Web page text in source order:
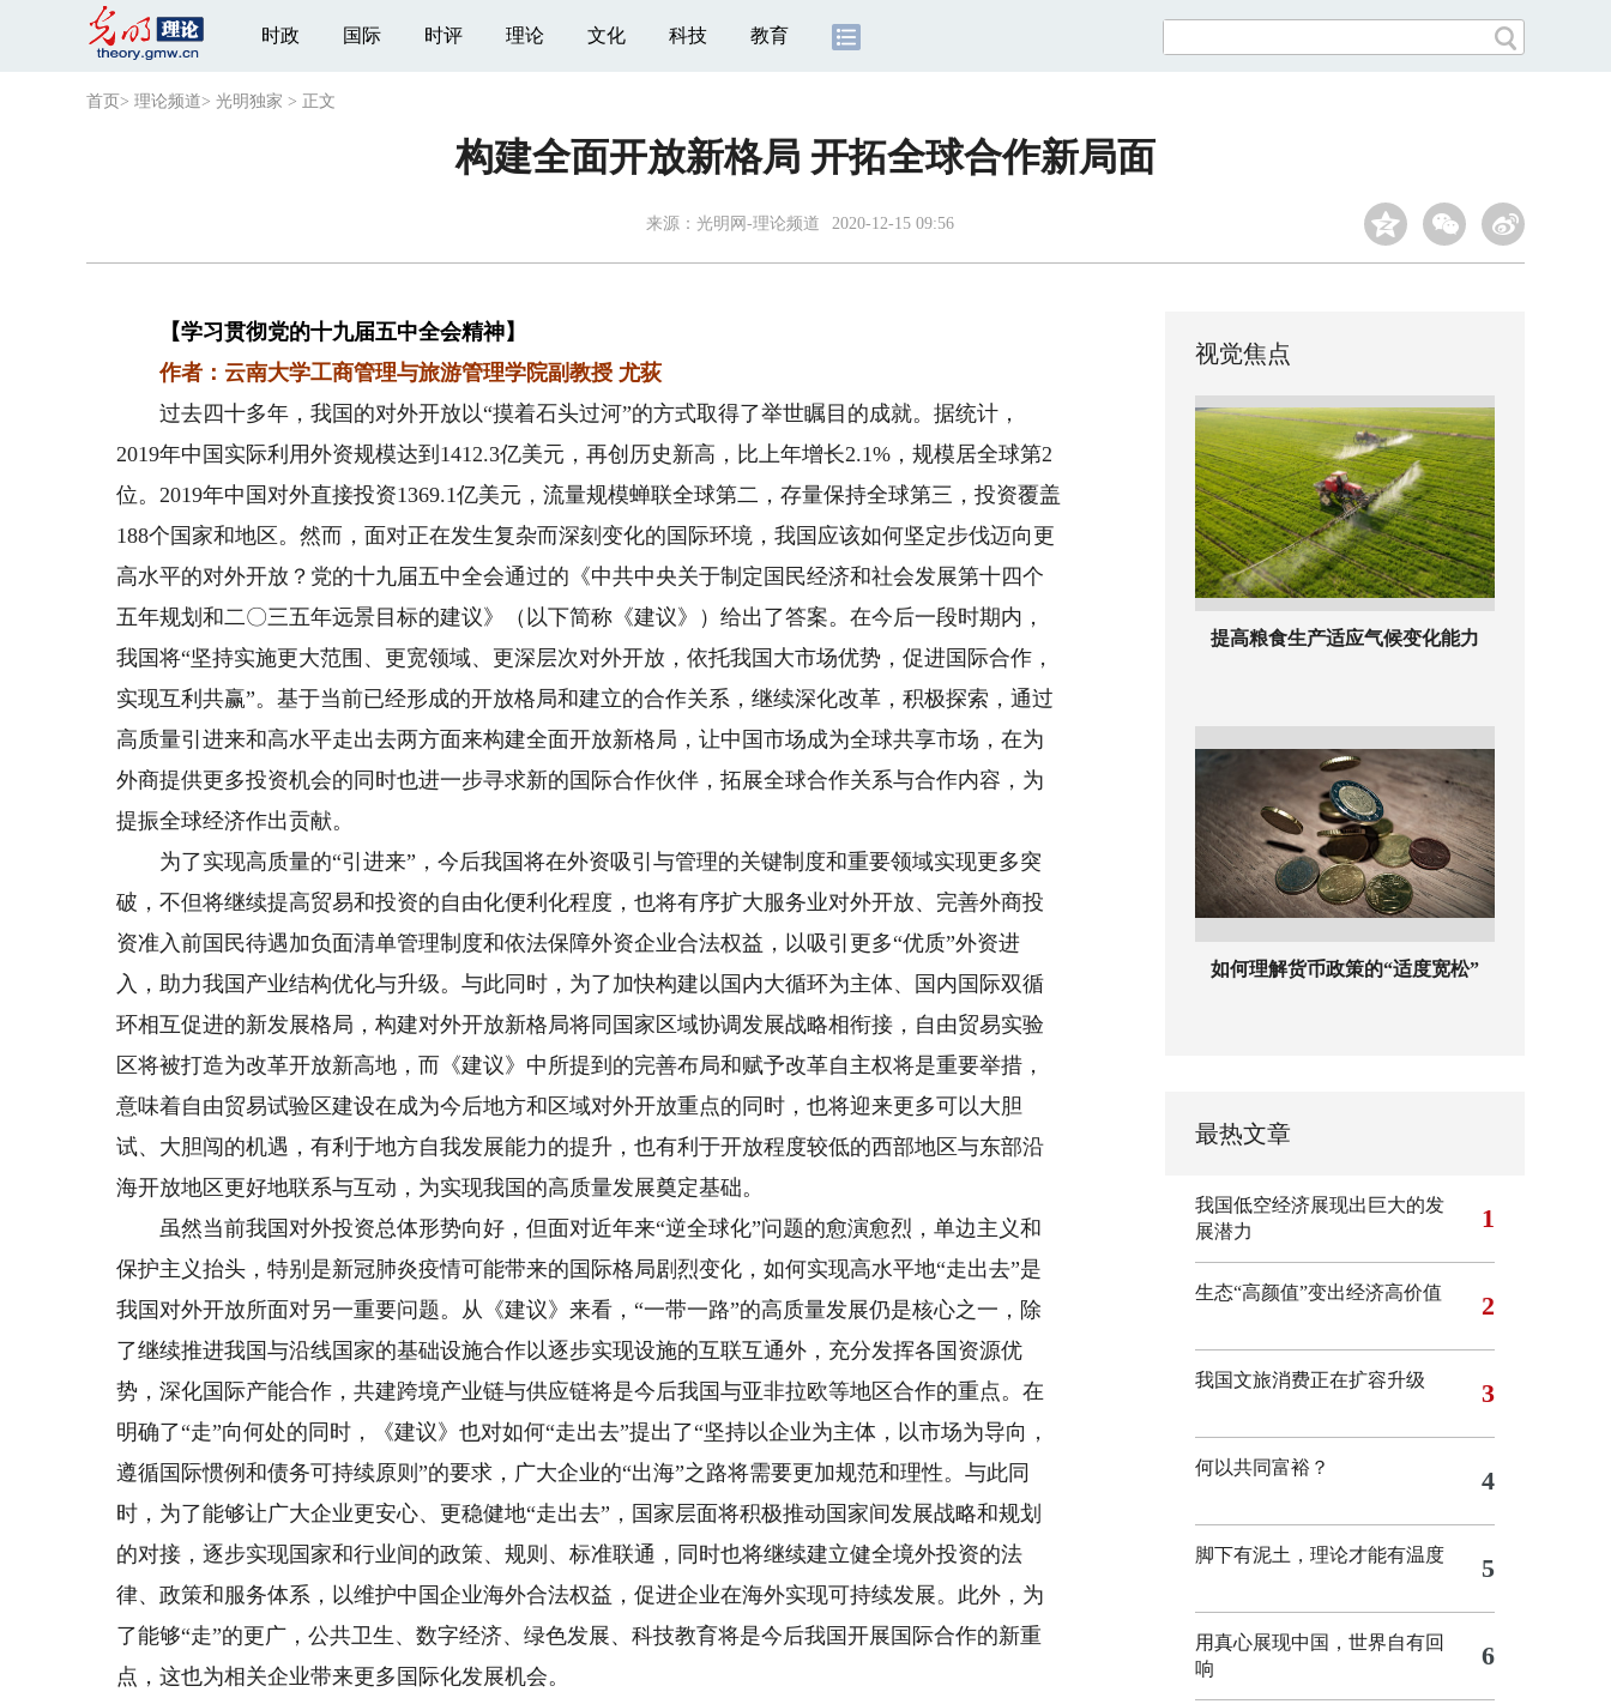
时政 国际 时评 理论 文化 科技 教育
首页 > 理论频道> 光明独家 > 正文
构建全面开放新格局 开拓全球合作新局面
来源： 光明网-理论频道 2020-12-15 09:56
【学习贯彻党的十九届五中全会精神】
作者：云南大学工商管理与旅游管理学院副教授 尤荻
过去四十多年，我国的对外开放以“摸着石头过河”的方式取得了举世瞩目的成就。据统计，
2019年中国实际利用外资规模达到1412.3亿美元，再创历史新高，比上年增长2.1%，规模居全球第2
位。2019年中国对外直接投资1369.1亿美元，流量规模蝉联全球第二，存量保持全球第三，投资覆盖
188个国家和地区。然而，面对正在发生复杂而深刻变化的国际环境，我国应该如何坚定步伐迈向更
高水平的对外开放？党的十九届五中全会通过的《中共中央关于制定国民经济和社会发展第十四个
五年规划和二〇三五年远景目标的建议》（以下简称《建议》）给出了答案。在今后一段时期内，
我国将“坚持实施更大范围、更宽领域、更深层次对外开放，依托我国大市场优势，促进国际合作，
实现互利共赢”。基于当前已经形成的开放格局和建立的合作关系，继续深化改革，积极探索，通过
高质量引进来和高水平走出去两方面来构建全面开放新格局，让中国市场成为全球共享市场，在为
外商提供更多投资机会的同时也进一步寻求新的国际合作伙伴，拓展全球合作关系与合作内容，为
提振全球经济作出贡献。
为了实现高质量的“引进来”，今后我国将在外资吸引与管理的关键制度和重要领域实现更多突
破，不但将继续提高贸易和投资的自由化便利化程度，也将有序扩大服务业对外开放、完善外商投
资准入前国民待遇加负面清单管理制度和依法保障外资企业合法权益，以吸引更多“优质”外资进
入，助力我国产业结构优化与升级。与此同时，为了加快构建以国内大循环为主体、国内国际双循
环相互促进的新发展格局，构建对外开放新格局将同国家区域协调发展战略相衔接，自由贸易实验
区将被打造为改革开放新高地，而《建议》中所提到的完善布局和赋予改革自主权将是重要举措，
意味着自由贸易试验区建设在成为今后地方和区域对外开放重点的同时，也将迎来更多可以大胆
试、大胆闯的机遇，有利于地方自我发展能力的提升，也有利于开放程度较低的西部地区与东部沿
海开放地区更好地联系与互动，为实现我国的高质量发展奠定基础。
虽然当前我国对外投资总体形势向好，但面对近年来“逆全球化”问题的愈演愈烈，单边主义和
保护主义抬头，特别是新冠肺炎疫情可能带来的国际格局剧烈变化，如何实现高水平地“走出去”是
我国对外开放所面对另一重要问题。从《建议》来看，“一带一路”的高质量发展仍是核心之一，除
了继续推进我国与沿线国家的基础设施合作以逐步实现设施的互联互通外，充分发挥各国资源优
势，深化国际产能合作，共建跨境产业链与供应链将是今后我国与亚非拉欧等地区合作的重点。在
明确了“走”向何处的同时，《建议》也对如何“走出去”提出了“坚持以企业为主体，以市场为导向，
遵循国际惯例和债务可持续原则”的要求，广大企业的“出海”之路将需要更加规范和理性。与此同
时，为了能够让广大企业更安心、更稳健地“走出去”，国家层面将积极推动国家间发展战略和规划
的对接，逐步实现国家和行业间的政策、规则、标准联通，同时也将继续建立健全境外投资的法
律、政策和服务体系，以维护中国企业海外合法权益，促进企业在海外实现可持续发展。此外，为
了能够“走”的更广，公共卫生、数字经济、绿色发展、科技教育将是今后我国开展国际合作的新重
点，这也为相关企业带来更多国际化发展机会。
视觉焦点
提高粮食生产适应气候变化能力
如何理解货币政策的“适度宽松”
最热文章
我国低空经济展现出巨大的发
展潜力
1
生态“高颜值”变出经济高价值 2
我国文旅消费正在扩容升级 3
何以共同富裕？ 4
脚下有泥土，理论才能有温度 5
用真心展现中国，世界自有回
响
6